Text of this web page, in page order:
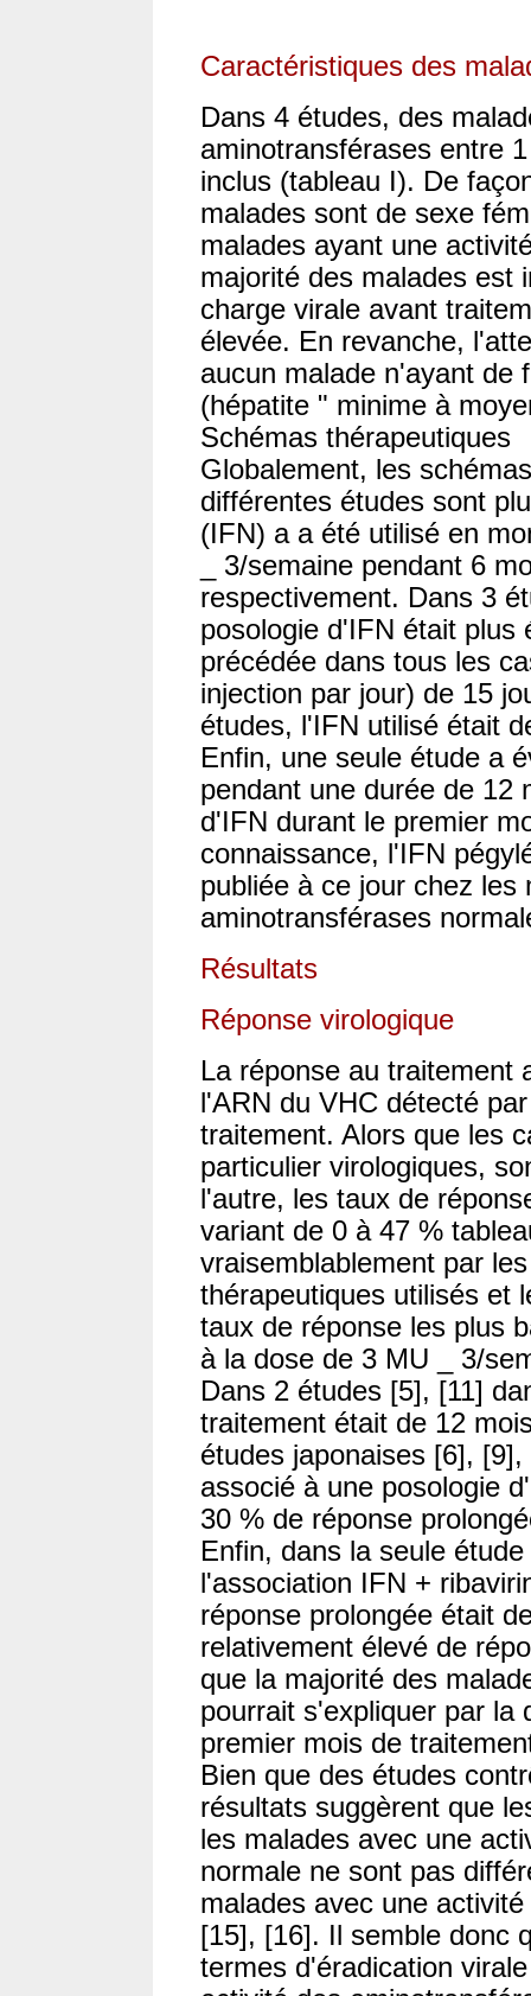
Caractéristiques des
Dans 4 études, des
aminotransférases entre
inclus (tableau I). De
malades sont de sexe
malades ayant une
majorité des malades est
charge virale avant
élevée. En revanche,
aucun malade n'ayant de
(hépatite " minime à
Schémas thérapeutiques
Globalement, les
différentes études sont
(IFN) a a été utilisé en
_ 3/semaine pendant 6
respectivement. Dans 3
posologie d'IFN était plus
précédée dans tous les
injection par jour) de 15
études, l'IFN utilisé était
Enfin, une seule étude a
pendant une durée de 12
d'IFN durant le premier
connaissance, l'IFN
publiée à ce jour chez
aminotransférases
Résultats
Réponse virologique
La réponse au traitement
l'ARN du VHC détecté
traitement. Alors que les
particulier virologiques,
l'autre, les taux de
variant de 0 à 47 %
vraisemblablement par
thérapeutiques utilisés et
taux de réponse les plus
à la dose de 3 MU _ 3/
Dans 2 études [5], [11]
traitement était de 12
études japonaises [6],
associé à une posologie
30 % de réponse
Enfin, dans la seule
l'association IFN +
réponse prolongée était
relativement élevé de
que la majorité des
pourrait s'expliquer par la
premier mois de
Bien que des études
résultats suggèrent que
les malades avec une
normale ne sont pas
malades avec une
[15], [16]. Il semble donc
termes d'éradication